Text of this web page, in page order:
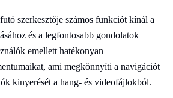
szerkesztője számos funkciót kínál a
és a legfontosabb gondolatok
emellett hatékonyan
ami megkönnyíti a navigációt
kinyerését a hang- és videofájlokból.